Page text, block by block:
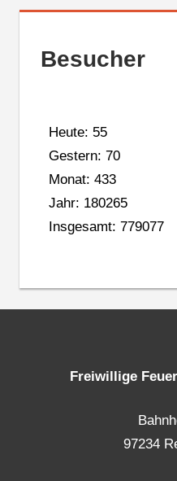
Besucher
Heute: 55
Gestern: 70
Monat: 433
Jahr: 180265
Insgesamt: 779077
Freiwillige
97234